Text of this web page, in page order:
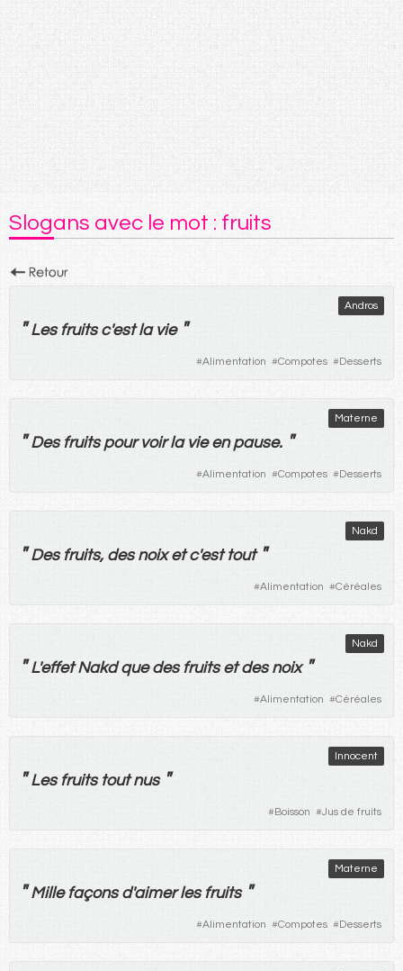
Slogans avec le mot : fruits
Andros
" Les fruitsc'est la vie "
#Alimentation #Compotes #Desserts
Materne
" Des fruits pour voir la vie en pause. "
#Alimentation #Compotes #Desserts
Nakd
" Des fruits, des noix etc'esttout "
#Alimentation #Céréales
Nakd
"L'effetNakdque des fruits et des noix "
#Alimentation #Céréales
Innocent
" Les fruits tout nus "
#Boisson #Jus de fruits
Materne
" Millefaçons d'aimer les fruits "
#Alimentation #Compotes #Desserts